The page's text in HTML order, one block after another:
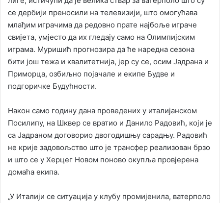
се дербији преносили на телевизији, што омогућава
млађим играчима да редовно прате најбоље играче
свијета, умјесто да их гледају само на Олимпијским
играма. Муришић прогнозира да ће наредна сезона
бити још тежа и квалитетнија, јер су се, осим Јадрана и
Приморца, озбиљно појачале и екипе Будве и
подгоричке Будућности.
Након само годину дана проведених у италијанском
Посилипу, на Шквер се вратио и Данило Радовић, који је
са Јадраном договорио двогодишњу сарадњу. Радовић
не крије задовољство што је трансфер реализован брзо
и што се у Херцег Новом поново окупља провјерена
домаћа екипа.
„У Италији се ситуација у клубу промијенила, ватерполо